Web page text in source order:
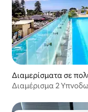
Διαμερίσματα σε
Διαμέρισμα 2